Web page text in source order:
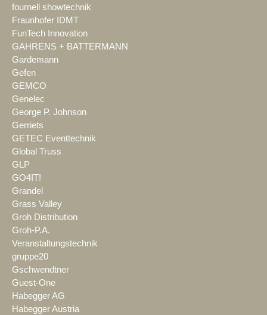
fournell showtechnik
Fraunhofer IDMT
FunTech Innovation
GAHRENS + BATTERMANN
Gardemann
Gefen
GEMCO
Genelec
George P. Johnson
Gerriets
GETEC Eventtechnik
Global Truss
GLP
GO4IT!
Grandel
Grass Valley
Groh Distribution
Groh-P.A.
Veranstaltungstechnik
gruppe20
Gschwendtner
Guest-One
Habegger AG
Habegger Austria